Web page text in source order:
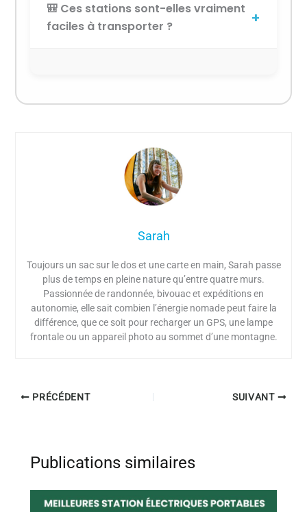
🎒 Ces stations sont-elles vraiment
faciles à transporter ?
Sarah
Toujours un sac sur le dos et une carte en main, Sarah passe
plus de temps en pleine nature qu’entre quatre murs.
Passionnée de randonnée, bivouac et expéditions en
autonomie, elle sait combien l’énergie nomade peut faire la
différence, que ce soit pour recharger un GPS, une lampe
frontale ou un appareil photo au sommet d’une montagne.
PRÉCÉDENT SUIVANT
Publications similaires